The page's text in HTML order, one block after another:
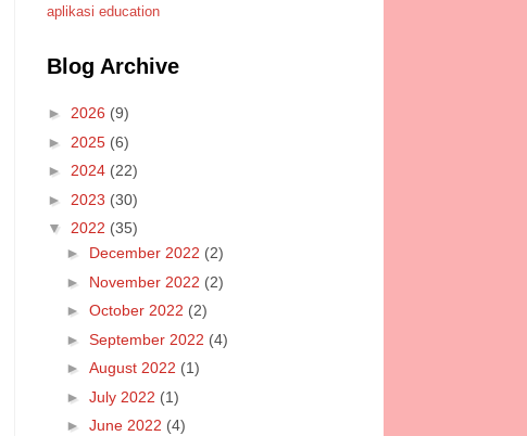
aplikasi education
Blog Archive
► 2026 (9)
► 2025 (6)
► 2024 (22)
► 2023 (30)
▼ 2022 (35)
► December 2022 (2)
► November 2022 (2)
► October 2022 (2)
► September 2022 (4)
► August 2022 (1)
► July 2022 (1)
► June 2022 (4)